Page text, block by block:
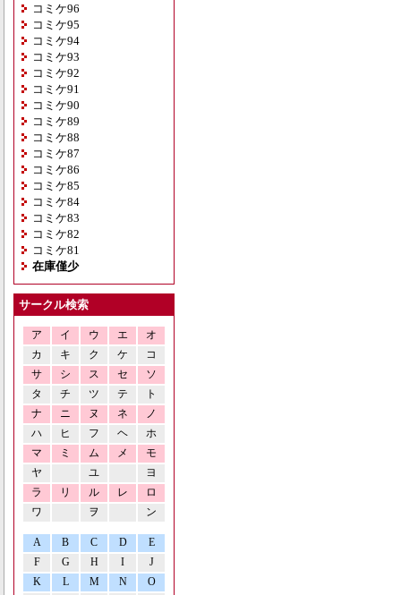
コミケ96
コミケ95
コミケ94
コミケ93
コミケ92
コミケ91
コミケ90
コミケ89
コミケ88
コミケ87
コミケ86
コミケ85
コミケ84
コミケ83
コミケ82
コミケ81
在庫僅少
サークル検索
ア イ ウ エ
オ
カ
キ ク ケ
コ
サ
シ ス セ
ソ
タ
チ ツ テ
ト
ナ
ニ ヌ ネ
ノ
ハ
ヒ フ ヘ
ホ
マ
ミ ム メ
モ
ヤ
ユ
ヨ
ラ
リ ル レ
ロ
ワ
ヲ ン
A B C D
E
F
G H I
J
K
L M N O